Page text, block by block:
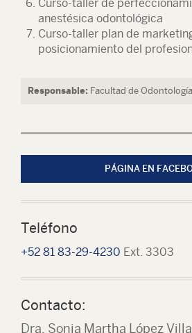
Curso-taller de
anestésica odontológica
Curso-taller plan de
posicionamiento del
Responsable: Facultad de Odontología
PÁGINA EN
Teléfono
+52 81 83-29-4230 Ext. 3303
Contacto:
Dra. Sonia Martha López